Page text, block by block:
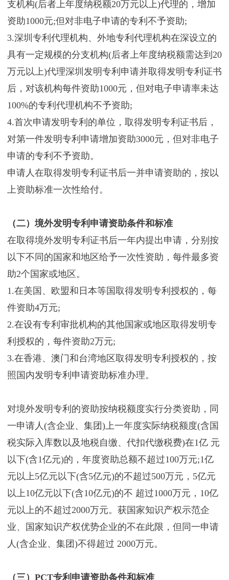
支机构(后者上年度纳税额20万元以上)代理的，增加
资助1000元;但对非电子申请的专利不予资助;
3.深圳专利代理机构、外地专利代理机构在深设立的
具有一定规模的分支机构(后者上年度纳税额需达到20
万元以上)代理深圳发明专利申请并取得发明专利证书
后，对该机构每件资助1000元，但对电子申请率未达
100%的专利代理机构不予资助;
4.首次申请发明专利的单位，取得发明专利证书后，
对第一件发明专利申请增加资助3000元，但对非电子
申请的专利不予资助。
申请人在取得发明专利证书后一并申请资助的，按以
上资助标准一次性给付。
（二）境外发明专利申请资助条件和标准
在取得境外发明专利证书后一年内提出申请，分别按
以下不同的国家和地区给予一次性资助，每件最多资
助2个国家或地区。
1.在美国、欧盟和日本等国取得发明专利授权的，每
件资助4万元;
2.在设有专利审批机构的其他国家或地区取得发明专
利授权的，每件资助2万元;
3.在香港、澳门和台湾地区取得发明专利授权的，按
照国内发明专利申请资助标准办理。
对境外发明专利的资助按纳税额度实行分类资助，同
一申请人(含企业、集团)上一年度实际纳税额度(含国
税实际入库数以及地税自缴、代扣代缴税费)在1亿 元
以下(含1亿元)的，年度资助总额不超过100万元;1亿
元以上5亿元以下(含5亿元)的不超过500万元，5亿元
以上10亿元以下(含10亿元)的不 超过1000万元，10亿
元以上的不超过2000万元。获国家知识产权示范企
业、国家知识产权优势企业的不在此限，但同一申请
人(含企业、集团)不得超过 2000万元。
（三）PCT专利申请资助条件和标准